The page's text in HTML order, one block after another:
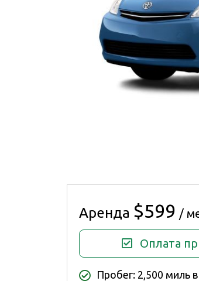
Аренда $599 /
Оплата
Пробег: 2,500 миль